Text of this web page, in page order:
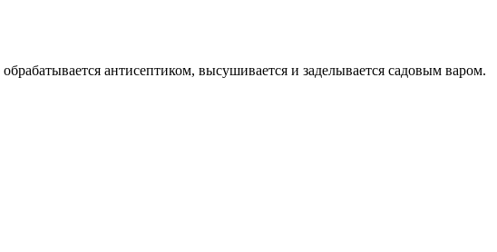
антисептиком, высушивается и заделывается садовым варом.